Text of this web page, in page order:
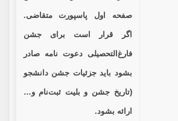
صفحه اول پاسپورت متقاضی.
اگر قرار است برای جشن
فارغ‌التحصیلی دعوت نامه صادر
بشود باید جزئیات جشن دانشجو
(تاریخ جشن و بلیت ثبت‌نام و…
ارائه بشود.